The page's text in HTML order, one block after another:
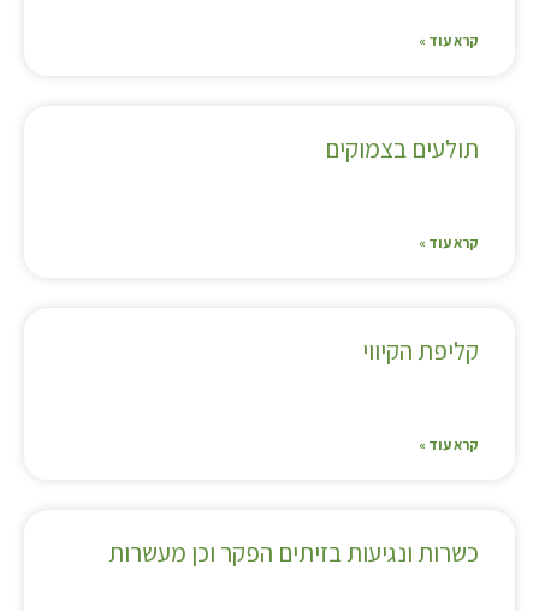
קרא עוד »
תולעים בצמוקים
קרא עוד »
קליפת הקיווי
קרא עוד »
כשרות ונגיעות בזיתים הפקר וכן מעשרות